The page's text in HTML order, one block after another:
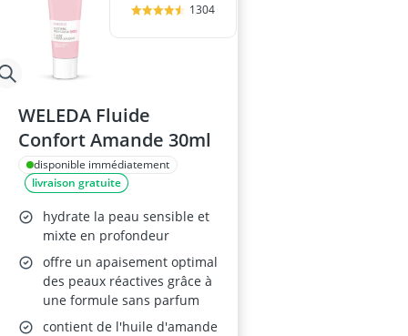
1304
WELEDA Fluide
Confort Amande 30ml
disponible immédiatement
livraison gratuite
hydrate la peau sensible et
mixte en profondeur
offre un apaisement optimal
des peaux réactives grâce à
une formule sans parfum
contient de l'huile d'amande